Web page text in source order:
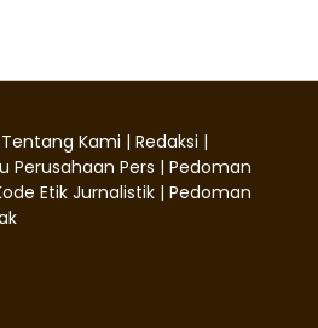
Tentang Kami | Redaksi |
Perusahaan Pers | Pedoman
Etik Jurnalistik | Pedoman